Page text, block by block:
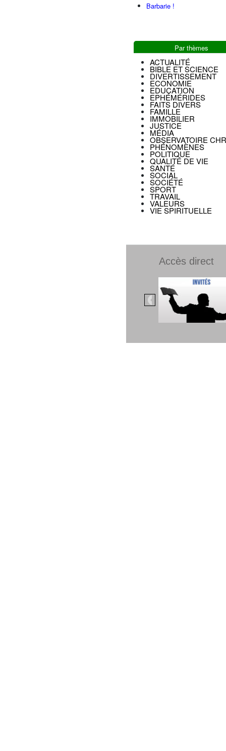
Barbarie !
Par thèmes
ACTUALITÉ
BIBLE ET SCIENCE
DIVERTISSEMENT
ECONOMIE
EDUCATION
EPHÉMÉRIDES
FAITS DIVERS
FAMILLE
IMMOBILIER
JUSTICE
MÉDIA
OBSERVATOIRE
PHÉNOMÈNES
POLITIQUE
QUALITÉ DE VIE
SANTÉ
SOCIAL
SOCIÉTÉ
SPORT
TRAVAIL
VALEURS
VIE SPIRITUELLE
Accès direct